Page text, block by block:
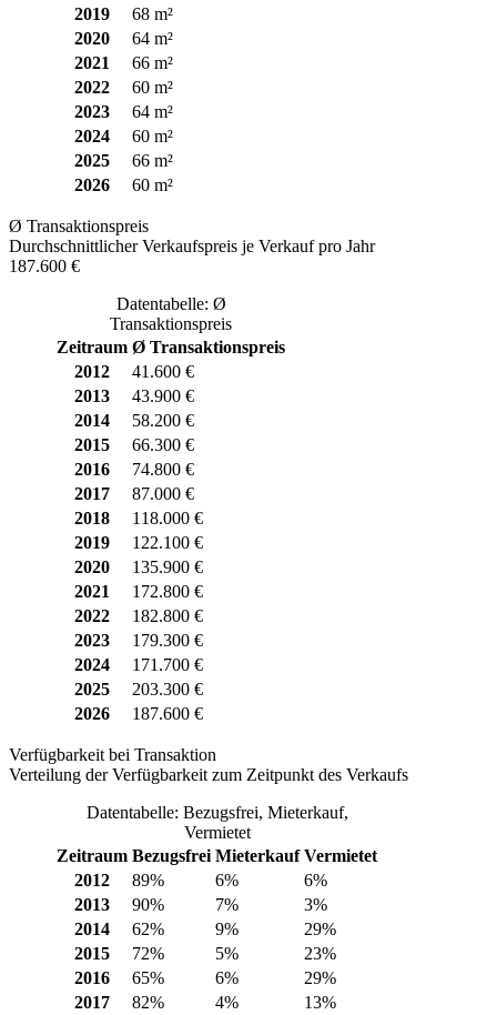
2019
68 m²
2020
64 m²
2021
66 m²
2022
60 m²
2023
64 m²
2024
60 m²
2025
66 m²
2026
60 m²
Ø Transaktionspreis
Durchschnittlicher Verkaufspreis je Verkauf pro Jahr
187.600 €
Datentabelle: Ø
Transaktionspreis
Zeitraum Ø Transaktionspreis
2012
41.600 €
2013
43.900 €
2014
58.200 €
2015
66.300 €
2016
74.800 €
2017
87.000 €
2018
118.000 €
2019
122.100 €
2020
135.900 €
2021
172.800 €
2022
182.800 €
2023
179.300 €
2024
171.700 €
2025
203.300 €
2026
187.600 €
Verfügbarkeit bei Transaktion
Verteilung der Verfügbarkeit zum Zeitpunkt des Verkaufs
Datentabelle: Bezugsfrei, Mieterkauf,
Vermietet
Zeitraum Bezugsfrei Mieterkauf Vermietet
2012
89% 6%
6%
2013
90% 7%
3%
2014
62% 9%
29%
2015
72% 5%
23%
2016
65% 6%
29%
2017
82% 4%
13%